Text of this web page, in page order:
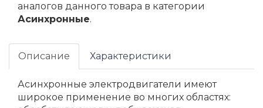
аналогов данного товара в категории
Асинхронные.
Описание Характеристики
Асинхронные электродвигатели имеют
широкое применение во многих областях: